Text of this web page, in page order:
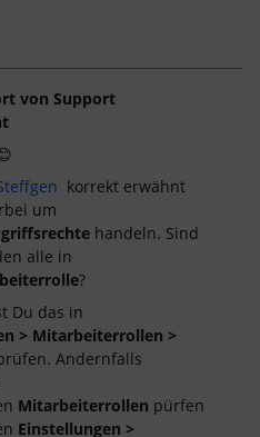
von Support
korrekt erwähnt
um
handeln. Sind
alle in
?
Du das in
> Mitarbeiterrollen >
Andernfalls
Mitarbeiterrollen pürfen
Einstellungen >